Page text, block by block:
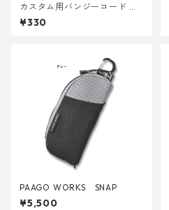
カスタム用バンジーコード 交
換ショックコード
¥330
PAAGO WORKS SNAP
¥5,500